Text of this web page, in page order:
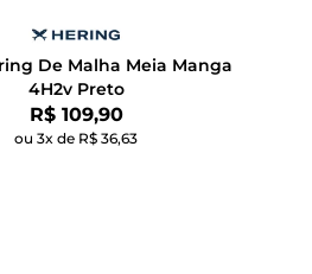
De Malha Meia Manga
4H2v Preto
Por:
R$ 109,90
ou 3x de R$ 36,63